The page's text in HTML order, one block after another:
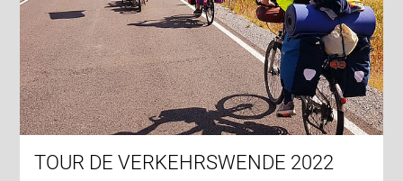
TOUR DE VERKEHRSWENDE 2022